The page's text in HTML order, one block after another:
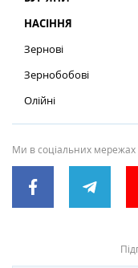
НАСІННЯ
Зернові
Зернобобові
Олійні
Ми в соціальних мережах